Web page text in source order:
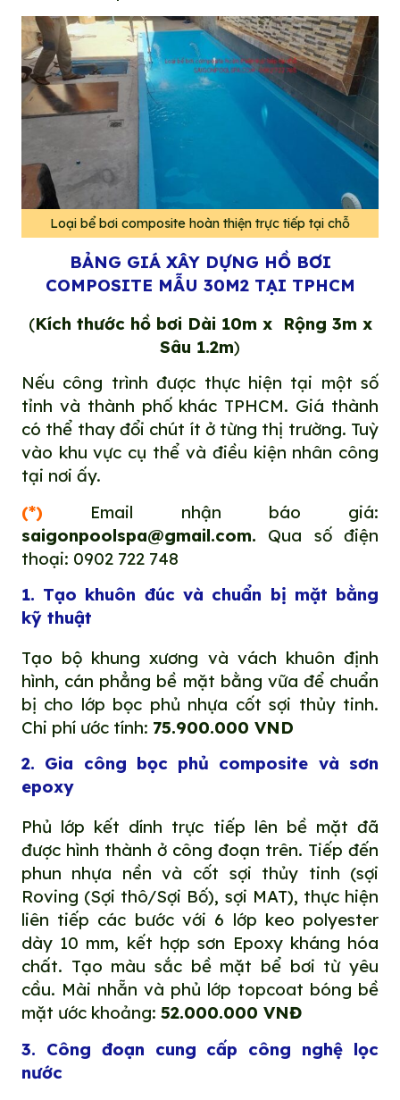
Loại bể bơi composite hoàn thiện trực tiếp tại chỗ
BẢNG GIÁ XÂY DỰNG HỒ BƠI
COMPOSITE MẪU 30M2 TẠI TPHCM
(Kích thước hồ bơi Dài 10m x Rộng 3m x
Sâu 1.2m)
Nếu công trình được thực hiện tại một số
tỉnh và thành phố khác TPHCM. Giá thành
có thể thay đổi chút ít ở từng thị trường. Tuỳ
vào khu vực cụ thể và điều kiện nhân công
tại nơi ấy.
(*) Email nhận báo giá:
saigonpoolspa@gmail.com. Qua số điện
thoại: 0902 722 748
1. Tạo khuôn đúc và chuẩn bị mặt bằng
kỹ thuật
Tạo bộ khung xương và vách khuôn định
hình, cán phẳng bề mặt bằng vữa để chuẩn
bị cho lớp bọc phủ nhựa cốt sợi thủy tinh.
Chi phí ước tính: 75.900.000 VND
2. Gia công bọc phủ composite và sơn
epoxy
Phủ lớp kết dính trực tiếp lên bề mặt đã
được hình thành ở công đoạn trên. Tiếp đến
phun nhựa nền và cốt sợi thủy tinh (sợi
Roving (Sợi thô/Sợi Bố), sợi MAT), thực hiện
liên tiếp các bước với 6 lớp keo polyester
dày 10 mm, kết hợp sơn Epoxy kháng hóa
chất. Tạo màu sắc bề mặt bể bơi từ yêu
cầu. Mài nhẵn và phủ lớp topcoat bóng bề
mặt ước khoảng: 52.000.000 VNĐ
3. Công đoạn cung cấp công nghệ lọc
nước